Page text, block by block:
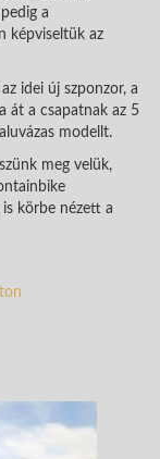
a
képviseltük az
idei új szponzor, a
át a csapatnak az 5
modellt.
meg velük,
körbe nézett a